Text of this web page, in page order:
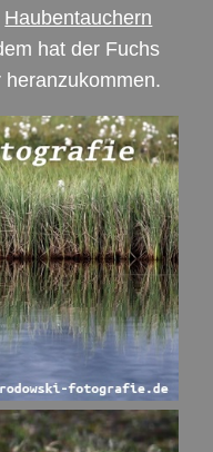
Haubentauchern
hat der Fuchs